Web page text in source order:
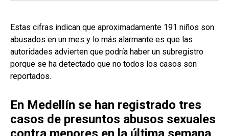
Estas cifras indican que aproximadamente 191 niños son
abusados en un mes y lo más alarmante es que las
autoridades advierten que podría haber un subregistro
porque se ha detectado que no todos los casos son
reportados.
En Medellín se han registrado tres
casos de presuntos abusos sexuales